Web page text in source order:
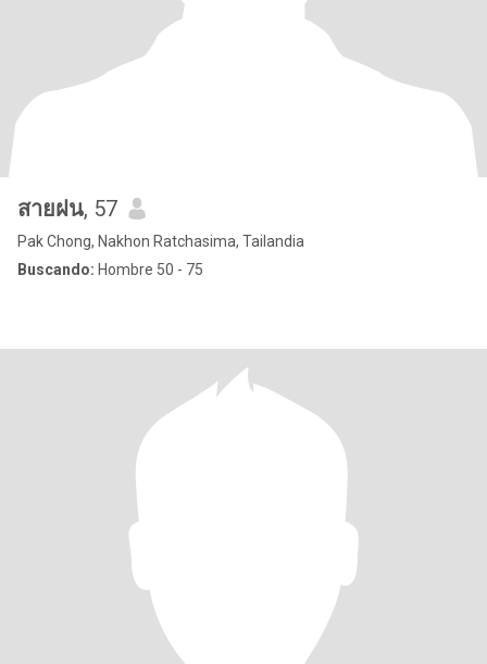
สายฝน, 57
Pak Chong, Nakhon Ratchasima, Tailandia
Buscando: Hombre 50 - 75